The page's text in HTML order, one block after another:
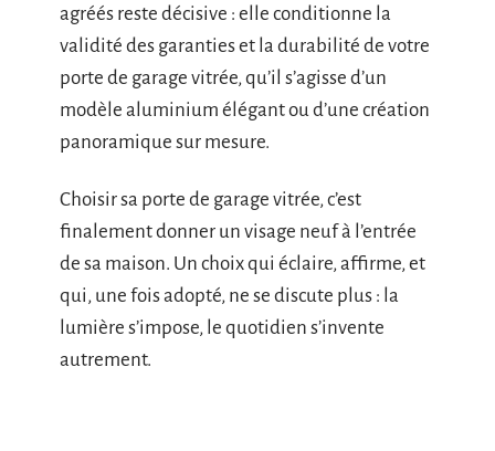
agréés reste décisive : elle conditionne la
validité des garanties et la durabilité de votre
porte de garage vitrée, qu’il s’agisse d’un
modèle aluminium élégant ou d’une création
panoramique sur mesure.
Choisir sa porte de garage vitrée, c’est
finalement donner un visage neuf à l’entrée
de sa maison. Un choix qui éclaire, affirme, et
qui, une fois adopté, ne se discute plus : la
lumière s’impose, le quotidien s’invente
autrement.